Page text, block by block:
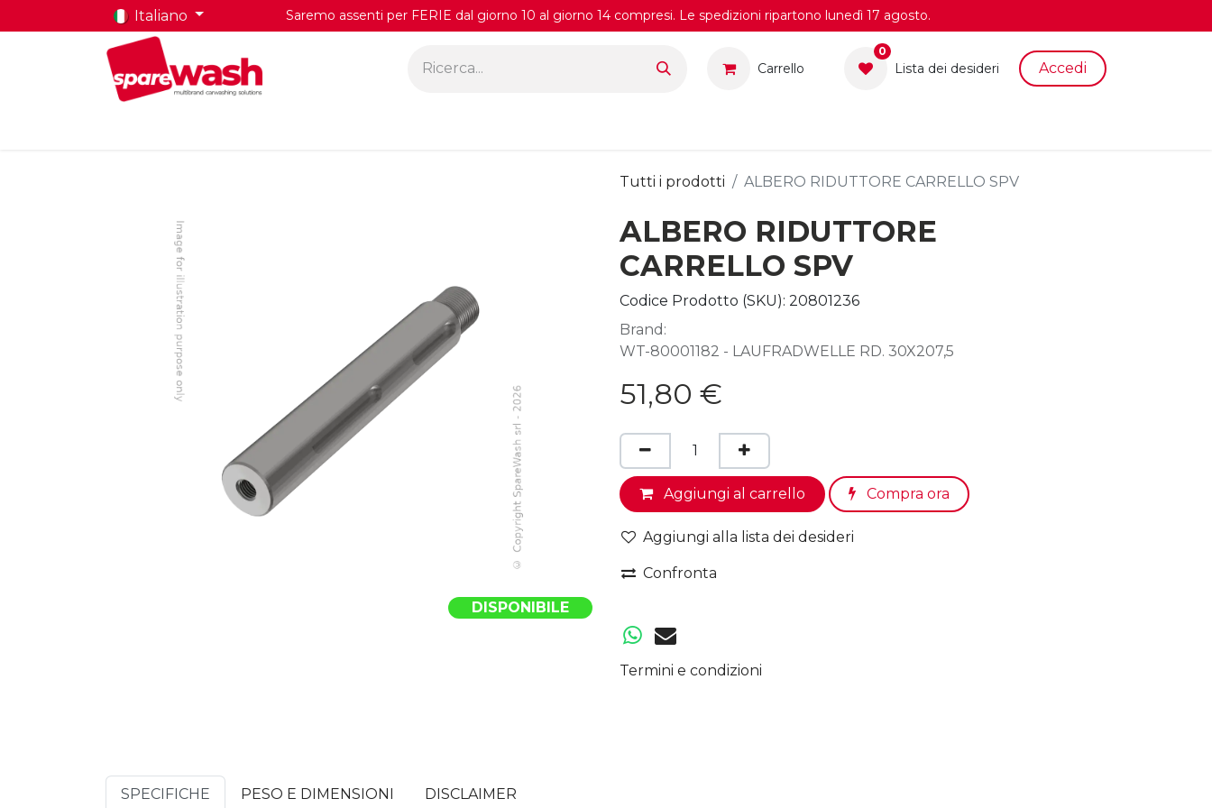
Italiano Saremo assenti per FERIE dal giorno 10 al giorno 14 compresi. Le spedizioni ripartono lunedì 17 agosto.
Carrello
0
Lista dei desid​eri Accedi
Tutti i prodotti ALBERO RIDUTTORE CARRELLO SPV
DISPONIBILE
ALBERO RIDUTTORE
CARRELLO SPV
Codice Prodotto (SKU): 20801236
Brand:
WT-80001182 - LAUFRADWELLE RD. 30X207,5
51,80 €
Aggiungi al carrello Compra ora
Aggiungi alla lista dei desideri
Confronta
Termini e condizioni
SPECIFICHE PESO E DIMENSIONI DISCLAIMER